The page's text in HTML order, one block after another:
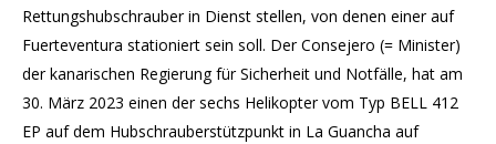
Rettungshubschrauber in Dienst stellen, von denen einer auf
Fuerteventura stationiert sein soll. Der Consejero (= Minister)
der kanarischen Regierung für Sicherheit und Notfälle, hat am
30. März 2023 einen der sechs Helikopter vom Typ BELL 412
EP auf dem Hubschrauberstützpunkt in La Guancha auf